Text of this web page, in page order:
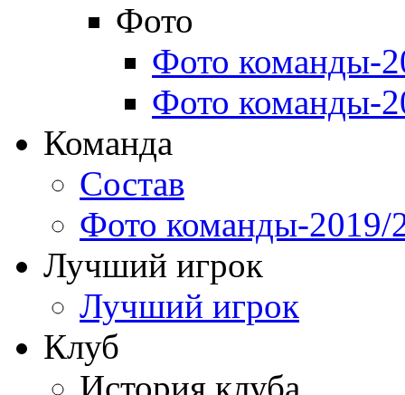
Фото
Фото команды-
Фото команды-
Команда
Состав
Фото команды-2019/
Лучший игрок
Лучший игрок
Клуб